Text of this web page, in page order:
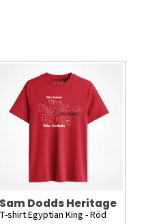
Sam Dodds Heritage
T-shirt Egyptian King - Röd